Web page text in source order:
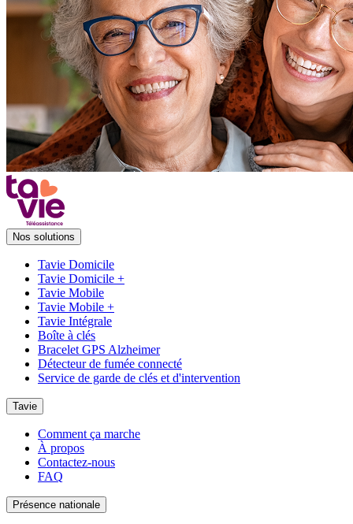
Nos solutions
Tavie Domicile
Tavie Domicile +
Tavie Mobile
Tavie Mobile +
Tavie Intégrale
Boîte à clés
Bracelet GPS Alzheimer
Détecteur de fumée connecté
Service de garde de clés et d'intervention
Tavie
Comment ça marche
À propos
Contactez-nous
FAQ
Présence nationale